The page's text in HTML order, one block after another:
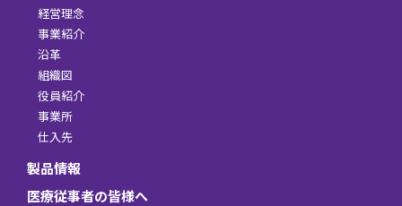
経営理念
事業紹介
沿革
組織図
役員紹介
事業所
仕入先
製品情報
医療従事者の皆様へ